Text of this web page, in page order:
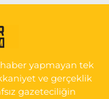
yapmayan tek
ve gerçeklik
gazeteciliğin